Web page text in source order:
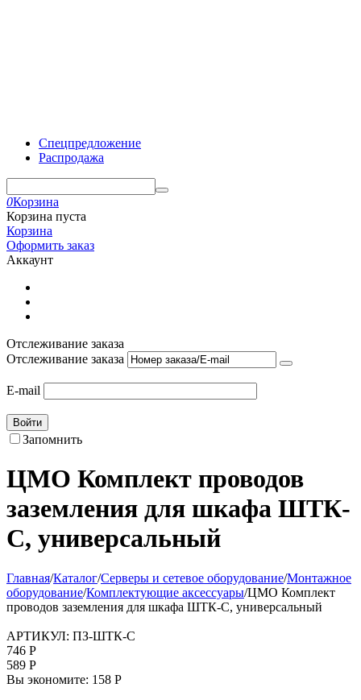
Спецпредложение
Распродажа
0Корзина
Корзина пуста
Корзина
Оформить заказ
Аккаунт
Отслеживание заказа
Отслеживание заказа
E-mail
Войти
Запомнить
ЦМО Комплект проводов
заземления для шкафа ШТК-
С, универсальный
Главная/Каталог/Серверы и сетевое оборудование/Монтажное
оборудование/Комплектующие аксессуары/ЦМО Комплект
проводов заземления для шкафа ШТК-С, универсальный
АРТИКУЛ: ПЗ-ШТК-С
746 Р
589 Р
Вы экономите: 158 Р